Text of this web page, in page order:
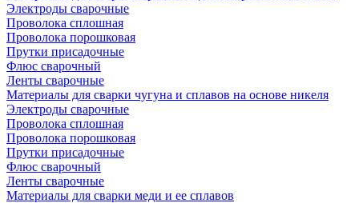
Электроды сварочные
Проволока сплошная
Проволока порошковая
Прутки присадочные
Флюс сварочный
Ленты сварочные
Материалы для сварки чугуна и сплавов на основе никеля
Электроды сварочные
Проволока сплошная
Проволока порошковая
Прутки присадочные
Флюс сварочный
Ленты сварочные
Материалы для сварки меди и ее сплавов